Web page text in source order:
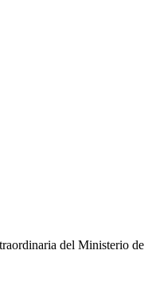
del Ministerio de